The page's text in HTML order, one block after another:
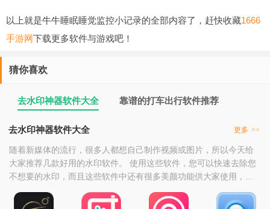
以上就是牛牛睡眠睡觉监控小记录的全部内容了，赶快收藏1666
手游网下载更多软件与游戏吧！
猜你喜欢
去水印神器软件大全 靠谱的打车出行软件推荐
去水印神器软件大全 更多 >>
随着新媒体的流行，很多人都想自己制作视频或图片，所以今天给
大家推荐几款好用的水印软件。 使用这些软件，您可以快速去除您
不想要的水印，而且这些软件中还有很多美颜功能供大家使用，快